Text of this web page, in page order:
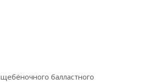
балластного